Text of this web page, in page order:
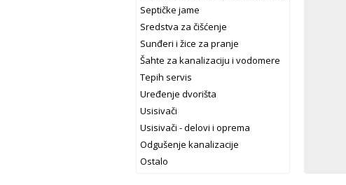
Septičke jame
Sredstva za čišćenje
Sunđeri i žice za pranje
Šahte za kanalizaciju i vodomere
Tepih servis
Uređenje dvorišta
Usisivači
Usisivači - delovi i oprema
Odgušenje kanalizacije
Ostalo